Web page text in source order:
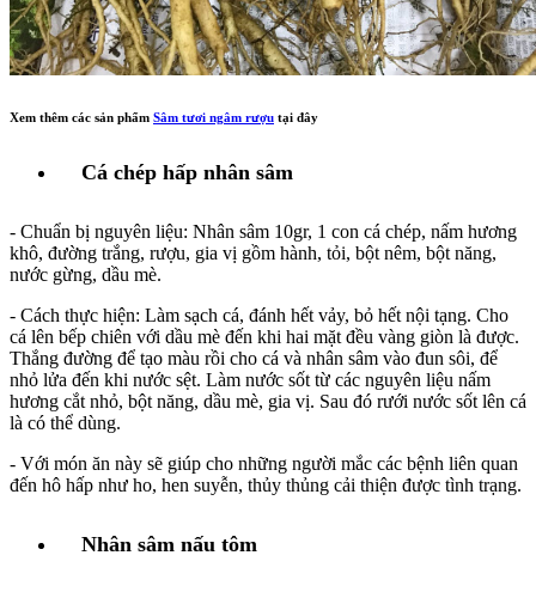
Xem thêm các sản phẩm Sâm tươi ngâm rượu tại đây
Cá chép hấp nhân sâm
- Chuẩn bị nguyên liệu: Nhân sâm 10gr, 1 con cá chép, nấm hương
khô, đường trắng, rượu, gia vị gồm hành, tỏi, bột nêm, bột năng,
nước gừng, dầu mè.
- Cách thực hiện: Làm sạch cá, đánh hết vảy, bỏ hết nội tạng. Cho
cá lên bếp chiên với dầu mè đến khi hai mặt đều vàng giòn là được.
Thắng đường để tạo màu rồi cho cá và nhân sâm vào đun sôi, để
nhỏ lửa đến khi nước sệt. Làm nước sốt từ các nguyên liệu nấm
hương cắt nhỏ, bột năng, dầu mè, gia vị. Sau đó rưới nước sốt lên cá
là có thể dùng.
- Với món ăn này sẽ giúp cho những người mắc các bệnh liên quan
đến hô hấp như ho, hen suyễn, thủy thủng cải thiện được tình trạng.
Nhân sâm nấu tôm